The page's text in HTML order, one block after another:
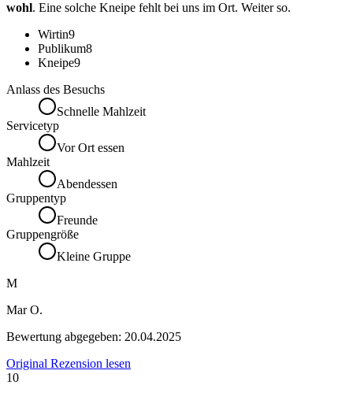
wohl. Eine solche Kneipe fehlt bei uns im Ort. Weiter so.
Wirtin9
Publikum8
Kneipe9
Anlass des Besuchs
Schnelle Mahlzeit
Servicetyp
Vor Ort essen
Mahlzeit
Abendessen
Gruppentyp
Freunde
Gruppengröße
Kleine Gruppe
M
Mar O.
Bewertung abgegeben: 20.04.2025
Original Rezension lesen
10